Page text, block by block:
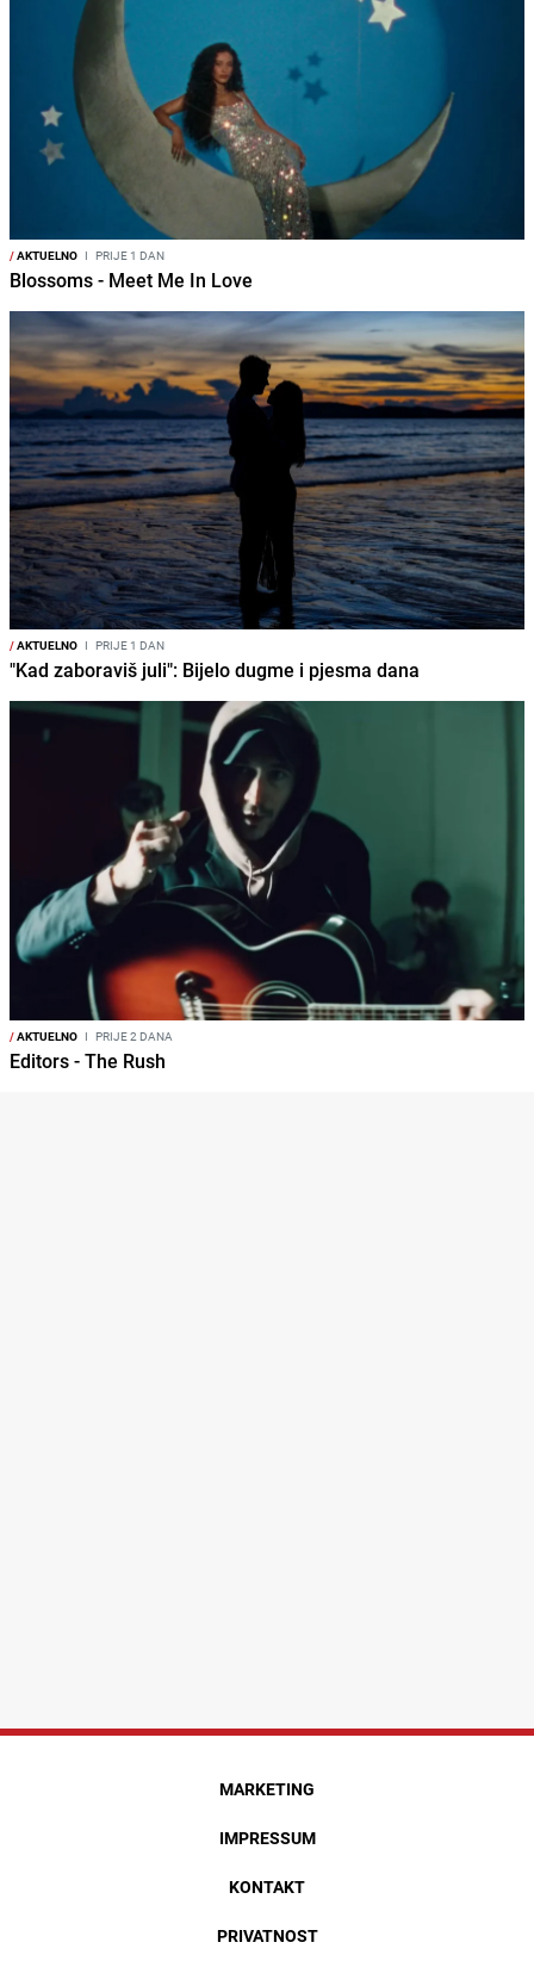
/AKTUELNO I PRIJE 1 DAN
Blossoms - Meet Me In Love
/AKTUELNO I PRIJE 1 DAN
"Kad zaboraviš juli": Bijelo dugme i pjesma dana
/AKTUELNO I PRIJE 2 DANA
Editors - The Rush
MARKETING
IMPRESSUM
KONTAKT
PRIVATNOST